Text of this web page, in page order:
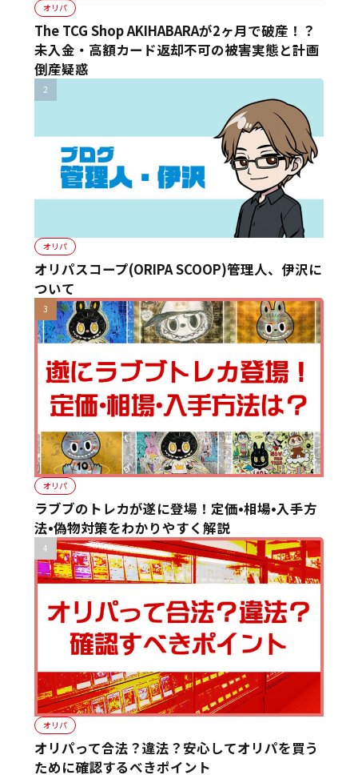
オリパ
The TCG Shop AKIHABARAが2ヶ月で破産！？
未入金・高額カード返却不可の被害実態と計画
倒産疑惑
オリパ
オリパスコープ(ORIPA SCOOP)管理人、伊沢に
ついて
オリパ
ラブブのトレカが遂に登場！定価•相場•入手方
法•偽物対策をわかりやすく解説
オリパ
オリパって合法？違法？安心してオリパを買う
ために確認するべきポイント